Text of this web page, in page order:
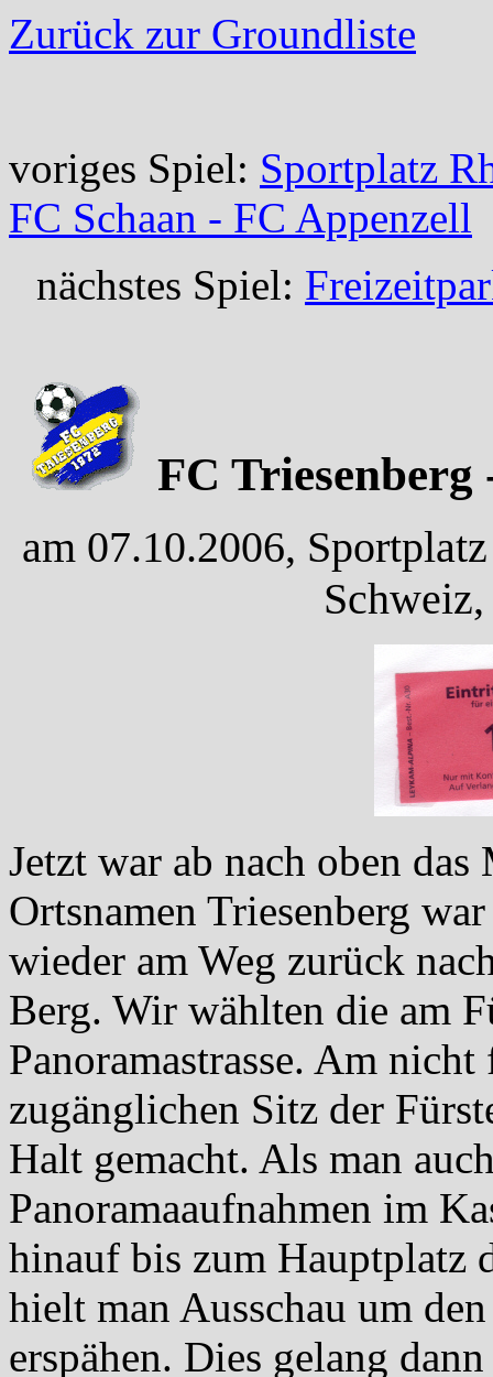
Zurück zur Groundliste
voriges Spiel: Sportplatz
FC Schaan - FC Appenzell
nächstes Spiel:
FC
am 07.10.2006,
Jetzt war ab nach oben
Ortsnamen Triesenberg
wieder am Weg zurück
Berg. Wir wählten die am
Panoramastrasse. Am
zugänglichen Sitz der
Halt gemacht. Als man
Panoramaaufnahmen im
hinauf bis zum Hauptplatz
hielt man Ausschau um
erspähen. Dies gelang